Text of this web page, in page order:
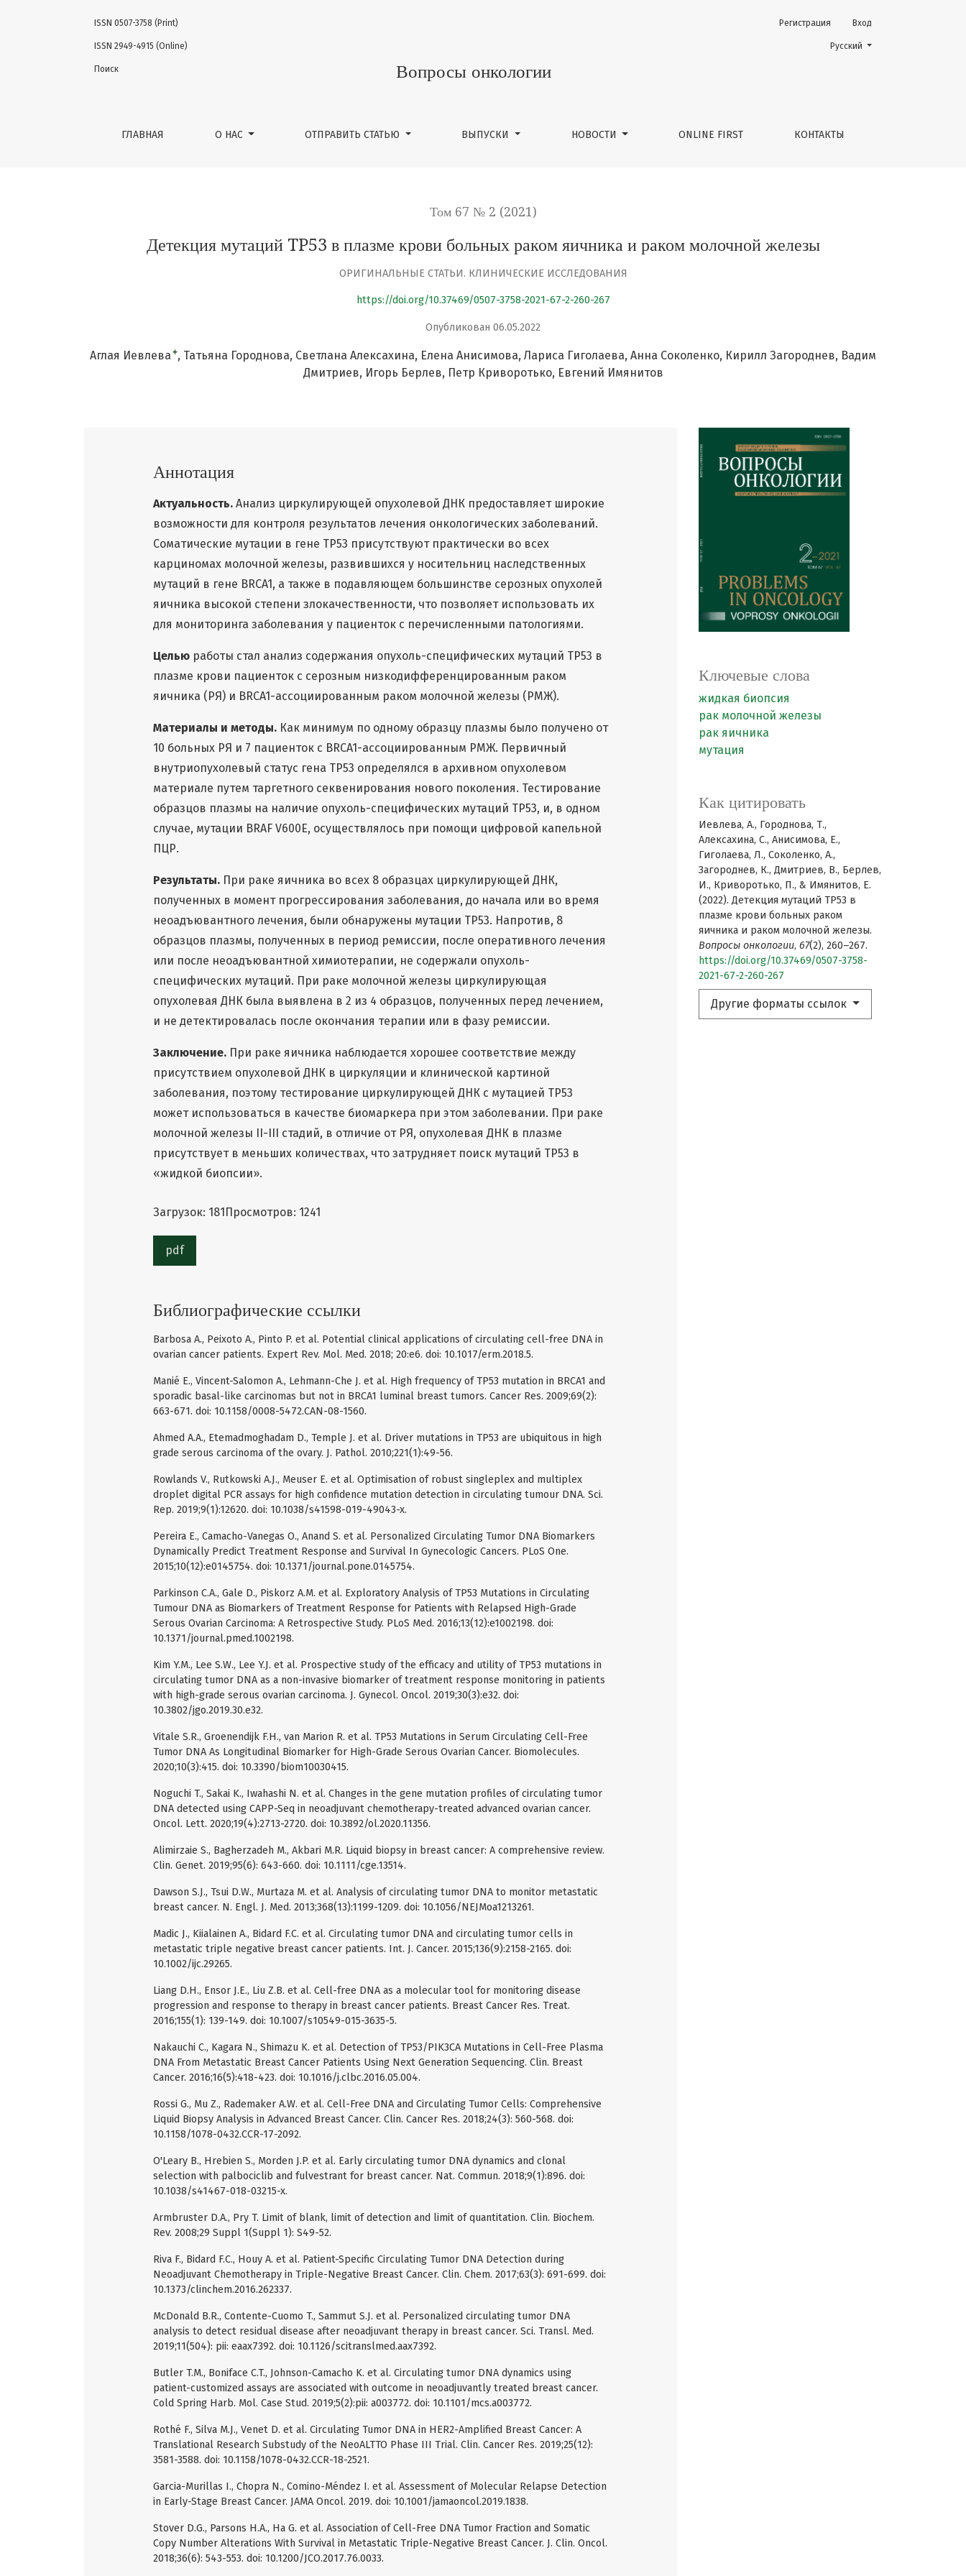
Детекция мутаций TP53 в плазме крови больных раком яичника и раком молочной железы
Вопросы онкологии
ГЛАВНАЯ О НАС ОТПРАВИТЬ СТАТЬЮ ВЫПУСКИ НОВОСТИ ONLINE FIRST КОНТАКТЫ
Регистрация Вход
ISSN 0507-3758 (Print)
ISSN 2949-4915 (Online)
Поиск
Change the language. The
Русский
Том 67 № 2 (2021)
Детекция мутаций TP53 в плазме крови больных раком яичника и раком молочной железы
ОРИГИНАЛЬНЫЕ СТАТЬИ. КЛИНИЧЕСКИЕ ИССЛЕДОВАНИЯ
https://doi.org/10.37469/0507-3758-2021-67-2-260-267
Опубликован 06.05.2022
Аглая Иевлева + Татьяна Городнова Светлана Алексахина Елена Анисимова Лариса Гиголаева Анна Соколенко Кирилл Загороднев Вадим
Дмитриев Игорь Берлев Петр Криворотько Евгений Имянитов
Ключевые слова
жидкая биопсия
рак молочной железы
рак яичника
мутация
Как цитировать
Иевлева, А., Городнова, Т.,
Алексахина, С., Анисимова, Е.,
Гиголаева, Л., Соколенко, А.,
Загороднев, К., Дмитриев, В., Берлев,
И., Криворотько, П., & Имянитов, Е.
(2022). Детекция мутаций TP53 в
плазме крови больных раком
яичника и раком молочной железы.
Вопросы онкологии, 67(2), 260–267.
https://doi.org/10.37469/0507-3758-
2021-67-2-260-267
Другие форматы ссылок
Аннотация
Актуальность. Анализ циркулирующей опухолевой ДНК предоставляет широкие
возможности для контроля результатов лечения онкологических заболеваний.
Соматические мутации в гене TP53 присутствуют практически во всех
карциномах молочной железы, развившихся у носительниц наследственных
мутаций в гене BRCA1, а также в подавляющем большинстве серозных опухолей
яичника высокой степени злокачественности, что позволяет использовать их
для мониторинга заболевания у пациенток с перечисленными патологиями.
Целью работы стал анализ содержания опухоль-специфических мутаций TP53 в
плазме крови пациенток с серозным низкодифференцированным раком
яичника (РЯ) и BRCA1-ассоциированным раком молочной железы (РМЖ).
Материалы и методы. Как минимум по одному образцу плазмы было получено от
10 больных РЯ и 7 пациенток с BRCA1-ассоциированным РМЖ. Первичный
внутриопухолевый статус гена TP53 определялся в архивном опухолевом
материале путем таргетного секвенирования нового поколения. Тестирование
образцов плазмы на наличие опухоль-специфических мутаций TP53, и, в одном
случае, мутации BRAF V600E, осуществлялось при помощи цифровой капельной
ПЦР.
Результаты. При раке яичника во всех 8 образцах циркулирующей ДНК,
полученных в момент прогрессирования заболевания, до начала или во время
неоадъювантного лечения, были обнаружены мутации TP53. Напротив, 8
образцов плазмы, полученных в период ремиссии, после оперативного лечения
или после неоадъювантной химиотерапии, не содержали опухоль-
специфических мутаций. При раке молочной железы циркулирующая
опухолевая ДНК была выявлена в 2 из 4 образцов, полученных перед лечением,
и не детектировалась после окончания терапии или в фазу ремиссии.
Заключение. При раке яичника наблюдается хорошее соответствие между
присутствием опухолевой ДНК в циркуляции и клинической картиной
заболевания, поэтому тестирование циркулирующей ДНК с мутацией TP53
может использоваться в качестве биомаркера при этом заболевании. При раке
молочной железы II-III стадий, в отличие от РЯ, опухолевая ДНК в плазме
присутствует в меньших количествах, что затрудняет поиск мутаций TP53 в
«жидкой биопсии».
Загрузок: 181Просмотров: 1241
pdf
Библиографические ссылки
Barbosa A., Peixoto A., Pinto P. et al. Potential clinical applications of circulating cell-free DNA in
ovarian cancer patients. Expert Rev. Mol. Med. 2018; 20:e6. doi: 10.1017/erm.2018.5.
Manié E., Vincent-Salomon A., Lehmann-Che J. et al. High frequency of TP53 mutation in BRCA1 and
sporadic basal-like carcinomas but not in BRCA1 luminal breast tumors. Cancer Res. 2009;69(2):
663-671. doi: 10.1158/0008-5472.CAN-08-1560.
Ahmed A.A., Etemadmoghadam D., Temple J. et al. Driver mutations in TP53 are ubiquitous in high
grade serous carcinoma of the ovary. J. Pathol. 2010;221(1):49-56.
Rowlands V., Rutkowski A.J., Meuser E. et al. Optimisation of robust singleplex and multiplex
droplet digital PCR assays for high confidence mutation detection in circulating tumour DNA. Sci.
Rep. 2019;9(1):12620. doi: 10.1038/s41598-019-49043-x.
Pereira E., Camacho-Vanegas O., Anand S. et al. Personalized Circulating Tumor DNA Biomarkers
Dynamically Predict Treatment Response and Survival In Gynecologic Cancers. PLoS One.
2015;10(12):e0145754. doi: 10.1371/journal.pone.0145754.
Parkinson C.A., Gale D., Piskorz A.M. et al. Exploratory Analysis of TP53 Mutations in Circulating
Tumour DNA as Biomarkers of Treatment Response for Patients with Relapsed High-Grade
Serous Ovarian Carcinoma: A Retrospective Study. PLoS Med. 2016;13(12):e1002198. doi:
10.1371/journal.pmed.1002198.
Kim Y.M., Lee S.W., Lee Y.J. et al. Prospective study of the efficacy and utility of TP53 mutations in
circulating tumor DNA as a non-invasive biomarker of treatment response monitoring in patients
with high-grade serous ovarian carcinoma. J. Gynecol. Oncol. 2019;30(3):e32. doi:
10.3802/jgo.2019.30.e32.
Vitale S.R., Groenendijk F.H., van Marion R. et al. TP53 Mutations in Serum Circulating Cell-Free
Tumor DNA As Longitudinal Biomarker for High-Grade Serous Ovarian Cancer. Biomolecules.
2020;10(3):415. doi: 10.3390/biom10030415.
Noguchi T., Sakai K., Iwahashi N. et al. Changes in the gene mutation profiles of circulating tumor
DNA detected using CAPP-Seq in neoadjuvant chemotherapy-treated advanced ovarian cancer.
Oncol. Lett. 2020;19(4):2713-2720. doi: 10.3892/ol.2020.11356.
Alimirzaie S., Bagherzadeh M., Akbari M.R. Liquid biopsy in breast cancer: A comprehensive review.
Clin. Genet. 2019;95(6): 643-660. doi: 10.1111/cge.13514.
Dawson S.J., Tsui D.W., Murtaza M. et al. Analysis of circulating tumor DNA to monitor metastatic
breast cancer. N. Engl. J. Med. 2013;368(13):1199-1209. doi: 10.1056/NEJMoa1213261.
Madic J., Kiialainen A., Bidard F.C. et al. Circulating tumor DNA and circulating tumor cells in
metastatic triple negative breast cancer patients. Int. J. Cancer. 2015;136(9):2158-2165. doi:
10.1002/ijc.29265.
Liang D.H., Ensor J.E., Liu Z.B. et al. Cell-free DNA as a molecular tool for monitoring disease
progression and response to therapy in breast cancer patients. Breast Cancer Res. Treat.
2016;155(1): 139-149. doi: 10.1007/s10549-015-3635-5.
Nakauchi C., Kagara N., Shimazu K. et al. Detection of TP53/PIK3CA Mutations in Cell-Free Plasma
DNA From Metastatic Breast Cancer Patients Using Next Generation Sequencing. Clin. Breast
Cancer. 2016;16(5):418-423. doi: 10.1016/j.clbc.2016.05.004.
Rossi G., Mu Z., Rademaker A.W. et al. Cell-Free DNA and Circulating Tumor Cells: Comprehensive
Liquid Biopsy Analysis in Advanced Breast Cancer. Clin. Cancer Res. 2018;24(3): 560-568. doi:
10.1158/1078-0432.CCR-17-2092.
O'Leary B., Hrebien S., Morden J.P. et al. Early circulating tumor DNA dynamics and clonal
selection with palbociclib and fulvestrant for breast cancer. Nat. Commun. 2018;9(1):896. doi:
10.1038/s41467-018-03215-x.
Armbruster D.A., Pry T. Limit of blank, limit of detection and limit of quantitation. Clin. Biochem.
Rev. 2008;29 Suppl 1(Suppl 1): S49-52.
Riva F., Bidard F.C., Houy A. et al. Patient-Specific Circulating Tumor DNA Detection during
Neoadjuvant Chemotherapy in Triple-Negative Breast Cancer. Clin. Chem. 2017;63(3): 691-699. doi:
10.1373/clinchem.2016.262337.
McDonald B.R., Contente-Cuomo T., Sammut S.J. et al. Personalized circulating tumor DNA
analysis to detect residual disease after neoadjuvant therapy in breast cancer. Sci. Transl. Med.
2019;11(504): pii: eaax7392. doi: 10.1126/scitranslmed.aax7392.
Butler T.M., Boniface C.T., Johnson-Camacho K. et al. Circulating tumor DNA dynamics using
patient-customized assays are associated with outcome in neoadjuvantly treated breast cancer.
Cold Spring Harb. Mol. Case Stud. 2019;5(2):pii: a003772. doi: 10.1101/mcs.a003772.
Rothé F., Silva M.J., Venet D. et al. Circulating Tumor DNA in HER2-Amplified Breast Cancer: A
Translational Research Substudy of the NeoALTTO Phase III Trial. Clin. Cancer Res. 2019;25(12):
3581-3588. doi: 10.1158/1078-0432.CCR-18-2521.
Garcia-Murillas I., Chopra N., Comino-Méndez I. et al. Assessment of Molecular Relapse Detection
in Early-Stage Breast Cancer. JAMA Oncol. 2019. doi: 10.1001/jamaoncol.2019.1838.
Stover D.G., Parsons H.A., Ha G. et al. Association of Cell-Free DNA Tumor Fraction and Somatic
Copy Number Alterations With Survival in Metastatic Triple-Negative Breast Cancer. J. Clin. Oncol.
2018;36(6): 543-553. doi: 10.1200/JCO.2017.76.0033.